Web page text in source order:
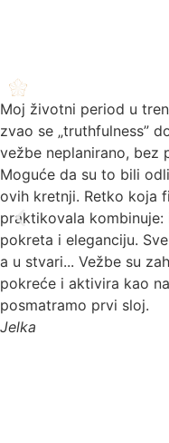
Moj životni period u
zvao se „truthfulness”
vežbe neplanirano, bez
Moguće da su to bili
ovih kretnji. Retko koja
praktikovala
pokreta i eleganciju.
a u stvari... Vežbe su
pokreće i aktivira kao
posmatramo prvi sloj.
Jelka